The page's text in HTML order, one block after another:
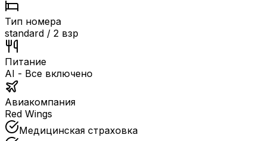
Тип номера
standard / 2 взр
Питание
AI - Все включено
Авиакомпания
Red Wings
Медицинская страховка